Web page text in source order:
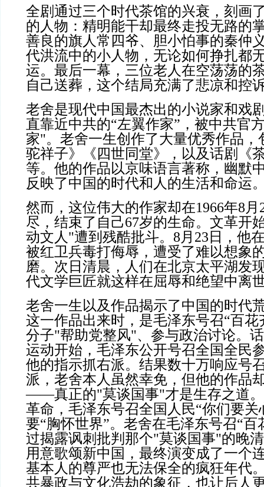
全剧通过三个时代茶馆的兴衰，刻画
的人物：精明能干却最终走投无路的
善良的旗人常四爷、胆小怕事的秦仲
代洪流中的小人物，无论如何挣扎都
运。最后一幕，三位老人在空荡荡的
自己送葬，这个结局充满了悲凉和控
老舍是现代中国最杰出的小说家和戏
直靠近中共的“左翼作家”，被中共官
家"。老舍一生创作了大量优秀作品，
驼祥子》《四世同堂》，以及话剧《
等。他的作品以京味语言著称，幽默
反映了中国的时代和人的生活和命运
然而，这位伟大的作家却在1966年8 月
尽，结束了自己67岁的生命。文革开
动文人 "遭到残酷批斗。 8 月 23 日，他
被红卫兵毒打侮辱，遭受了难以想象
磨。次日清晨，人们在北京太平湖发
代文学巨匠就这样在屈辱和绝望中离
老舍一生以及作品揭示了中国的时代
这一作品出来时，是毛泽东号召“百花
分子"帮助党整风"、参与政治讨论。
运动开始，毛泽东公开号召全国全民
他的指示抓右派。 结果数十万响应号
派，老舍本人虽然幸免，但他的作品
——真正的"莫谈国事"才是生存之道。
革命，毛泽东号召全国人民“你们要关
要“胸怀世界”。老舍在毛泽东号召“百
过揭露讽刺批判那个"莫谈国事"的晚
用意歌颂新中国，最终演变成了一个
基本人的尊严也无法保全的疯狂年代
共暴政与文化浩劫的象征，也让后人